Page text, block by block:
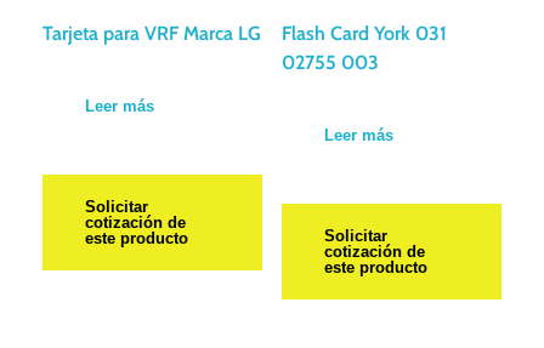
Tarjeta para VRF Marca LG
Leer más
Solicitar
cotización de
este producto
Flash Card York 031
02755 003
Leer más
Solicitar
cotización de
este producto